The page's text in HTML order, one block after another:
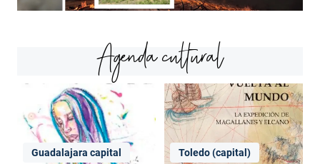
Agenda cultural
Guadalajara capital Toledo (capital)